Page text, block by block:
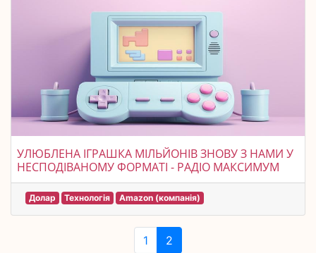
УЛЮБЛЕНА ІГРАШКА МІЛЬЙОНІВ ЗНОВУ З НАМИ У
НЕСПОДІВАНОМУ ФОРМАТІ - РАДІО МАКСИМУМ
Долар Технологія Amazon (компанія)
1 2